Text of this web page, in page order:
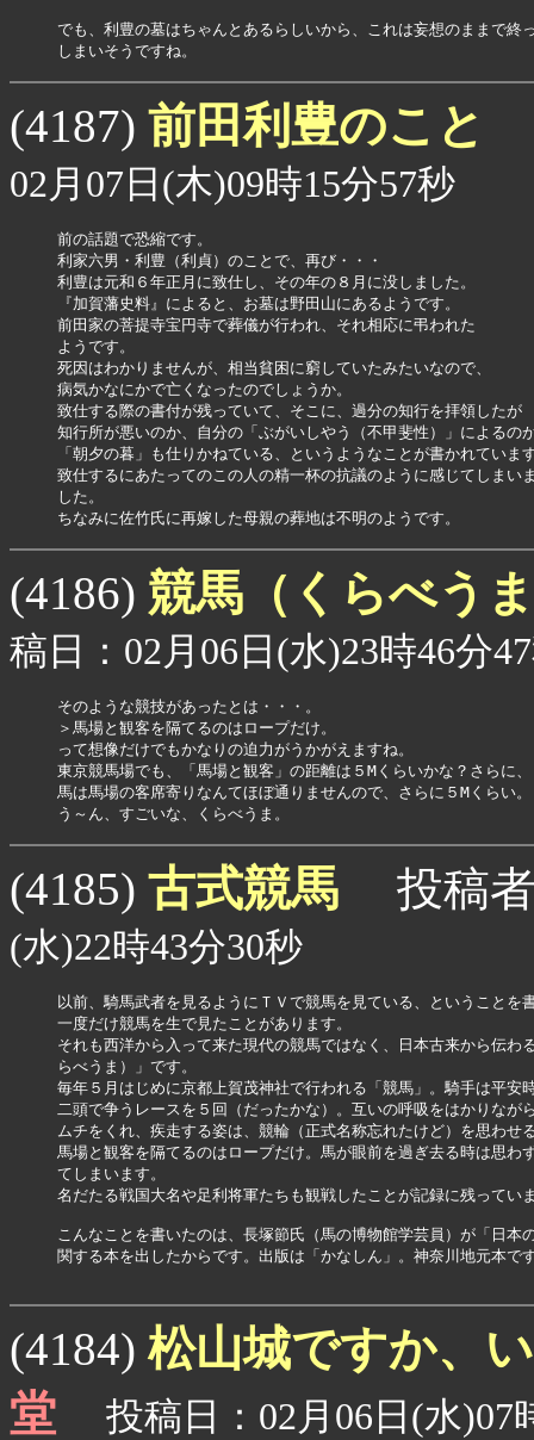
でも、利豊の墓はちゃんとあるらしいから、これは妄想のままで終
(4187) 前田利豊のこと
02月07日(木)09時15分57秒
前の話題で恐縮です。
利家六男・利豊（利貞）のことで、再び・・・
利豊は元和６年正月に致仕し、その年の８月に没しました。
『加賀藩史料』によると、お墓は野田山にあるようです。
前田家の菩提寺宝円寺で葬儀が行われ、それ相応に弔われた
ようです。
死因はわかりませんが、相当貧困に窮していたみたいなので、
病気かなにかで亡くなったのでしょうか。
致仕する際の書付が残っていて、そこに、過分の知行を拝領したが
知行所が悪いのか、自分の「ぶがいしやう（不甲斐性）」によるの
「朝夕の暮」も仕りかねている、というようなことが書かれていま
致仕するにあたってのこの人の精一杯の抗議のように感じてしまい
した。
ちなみに佐竹氏に再嫁した母親の葬地は不明のようです。
(4186) 競馬（くらべう
稿日：02月06日(水)23時46分
そのような競技があったとは・・・。
＞馬場と観客を隔てるのはロープだけ。
って想像だけでもかなりの迫力がうかがえますね。
東京競馬場でも、「馬場と観客」の距離は５Mくらいかな？さらに、
馬は馬場の客席寄りなんてほぼ通りませんので、さらに５Mくらい。
う～ん、すごいな、くらべうま。
(4185) 古式競馬 投稿
(水)22時43分30秒
以前、騎馬武者を見るようにＴＶで競馬を見ている、ということを
一度だけ競馬を生で見たことがあります。
それも西洋から入って来た現代の競馬ではなく、日本古来から伝わ
らべうま）」です。
毎年５月はじめに京都上賀茂神社で行われる「競馬」。騎手は平安
二頭で争うレースを５回（だったかな）。互いの呼吸をはかりなが
ムチをくれ、疾走する姿は、競輪（正式名称忘れたけど）を思わせ
馬場と観客を隔てるのはロープだけ。馬が眼前を過ぎ去る時は思わ
てしまいます。
名だたる戦国大名や足利将軍たちも観戦したことが記録に残ってい
こんなことを書いたのは、長塚節氏（馬の博物館学芸員）が「日本
関する本を出したからです。出版は「かなしん」。神奈川地元本で
(4184)松山城ですか、
堂 投稿日：02月06日(水)07